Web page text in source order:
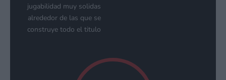
jugabilidad muy solidas
alrededor de las que se
construye todo el titulo